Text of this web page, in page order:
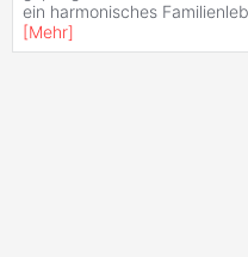
ein harmonisches
[Mehr]